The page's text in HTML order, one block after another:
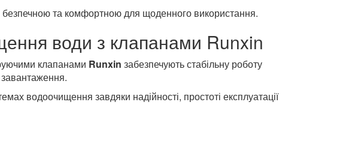
безпечною та комфортною для щоденного використання.
води з клапанами Runxin
клапанами Runxin забезпечують стабільну роботу
водоочищення завдяки надійності, простоті експлуатації